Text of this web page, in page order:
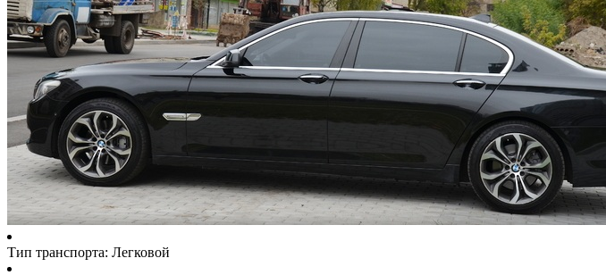
Тип транспорта: Легковой